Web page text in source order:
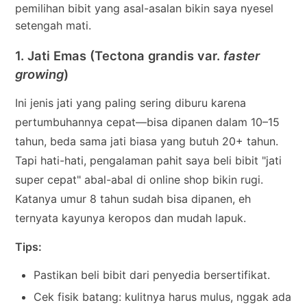
pemilihan bibit yang asal-asalan bikin saya nyesel
setengah mati.
1. Jati Emas (Tectona grandis var. faster
growing)
Ini jenis jati yang paling sering diburu karena
pertumbuhannya cepat—bisa dipanen dalam 10–15
tahun, beda sama jati biasa yang butuh 20+ tahun.
Tapi hati-hati, pengalaman pahit saya beli bibit "jati
super cepat" abal-abal di online shop bikin rugi.
Katanya umur 8 tahun sudah bisa dipanen, eh
ternyata kayunya keropos dan mudah lapuk.
Tips:
Pastikan beli bibit dari penyedia bersertifikat.
Cek fisik batang: kulitnya harus mulus, nggak ada